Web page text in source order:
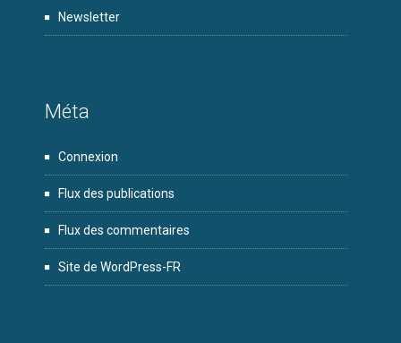
Newsletter
Méta
Connexion
Flux des publications
Flux des commentaires
Site de WordPress-FR